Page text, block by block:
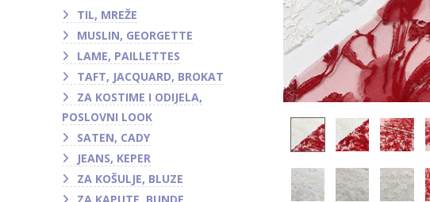
TIL, MREŽE
MUSLIN, GEORGETTE
LAME, PAILLETTES
TAFT, JACQUARD, BROKAT
ZA KOSTIME I ODIJELA,
POSLOVNI LOOK
SATEN, CADY
JEANS, KEPER
ZA KOŠULJE, BLUZE